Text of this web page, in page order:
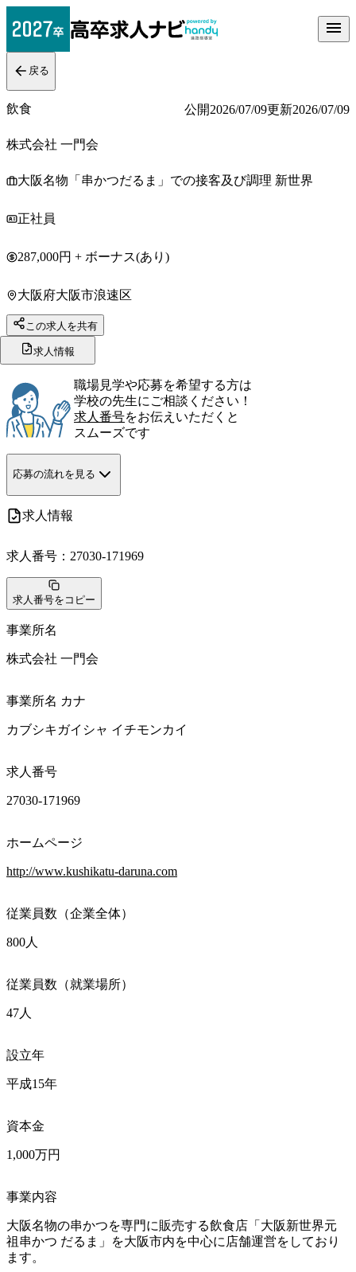
戻る
飲食 公開2026/07/09更新2026/07/09
株式会社 一門会
大阪名物「串かつだるま」での接客及び調理 新世界
正社員
287,000円 + ボーナス(あり)
大阪府大阪市浪速区
この求人を共有
求人情報
職場見学や応募を希望する方は
学校の先生にご相談ください！
求人番号をお伝えいただくと
スムーズです
応募の流れを見る
求人情報
求人番号： 27030-171969
求人番号をコピー
事業所名
株式会社 一門会
事業所名 カナ
カブシキガイシャ イチモンカイ
求人番号
27030-171969
ホームページ
http://www.kushikatu-daruna.com
従業員数（企業全体）
800人
従業員数（就業場所）
47人
設立年
平成15年
資本金
1,000万円
事業内容
大阪名物の串かつを専門に販売する飲食店「大阪新世界元
祖串かつ だるま」を大阪市内を中心に店舗運営をしており
ます。